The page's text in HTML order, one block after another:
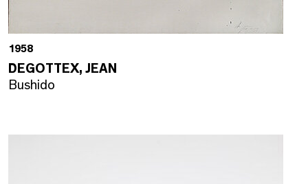
1958
DEGOTTEX, JEAN
Bushido